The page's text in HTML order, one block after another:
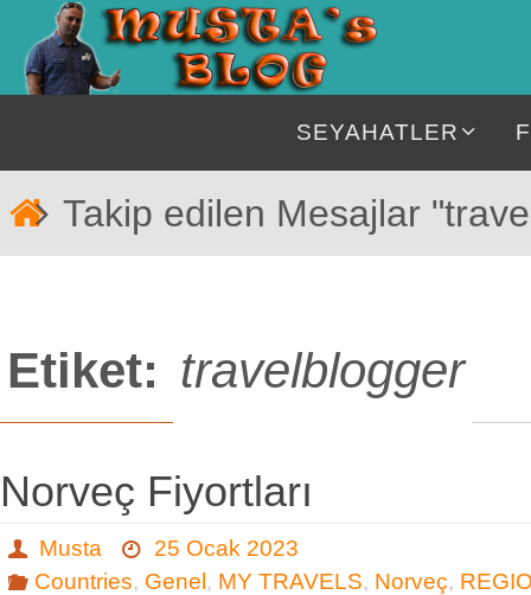
İçeriğe
geç
SEYAHATLER
Takip edilen Mesajlar
Etiket: travelblogger
Norveç Fiyortları
Musta
25 Ocak 2023
Countries, Genel , MY TRAVELS, Norveç,